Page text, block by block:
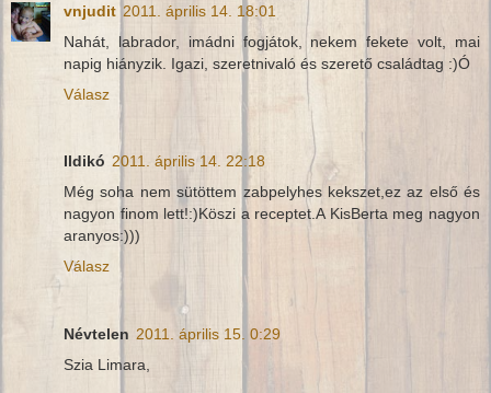
vnjudit 2011. április 14. 18:01
Nahát, labrador, imádni fogjátok, nekem fekete volt, mai
napig hiányzik. Igazi, szeretnivaló és szerető családtag :)Ó
Válasz
Ildikó 2011. április 14. 22:18
Még soha nem sütöttem zabpelyhes kekszet,ez az első és
nagyon finom lett!:)Köszi a receptet.A KisBerta meg nagyon
aranyos:)))
Válasz
Névtelen 2011. április 15. 0:29
Szia Limara,